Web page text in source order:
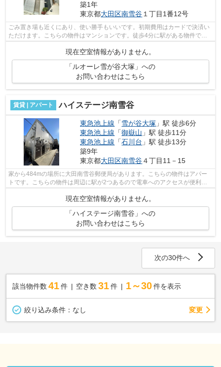
築1年
東京都大田区南雪谷１丁目1番12号
ごみ置き場も近くにあり、使い勝手もいいです。初期費用はカードで決済い
ただけます。こちらの物件はマンションです。徒歩4分に駅がある物件で
現在空室情報がありません。
「ルオーレ雪が谷大塚」への
お問い合わせはこちら
賃貸 | アパート ハイステージ南雪谷
東急池上線 「雪が谷大塚 」駅 徒歩6分
東急池上線 「御嶽山 」駅 徒歩11分
東急池上線 「石川台 」駅 徒歩13分
築9年
東京都大田区南雪谷４丁目11－15
家から484mの場所に大田南雪谷郵便局があります。こちらの物件はアパー
トです。こちらの物件は周辺に駅が2つあるので電車へのアクセスが便利な
現在空室情報がありません。
「ハイステージ南雪谷」への
お問い合わせはこちら
次の30件へ
該当物件数 41件 空き数 31 件 1～30 件を表示
絞り込み条件： なし 変更